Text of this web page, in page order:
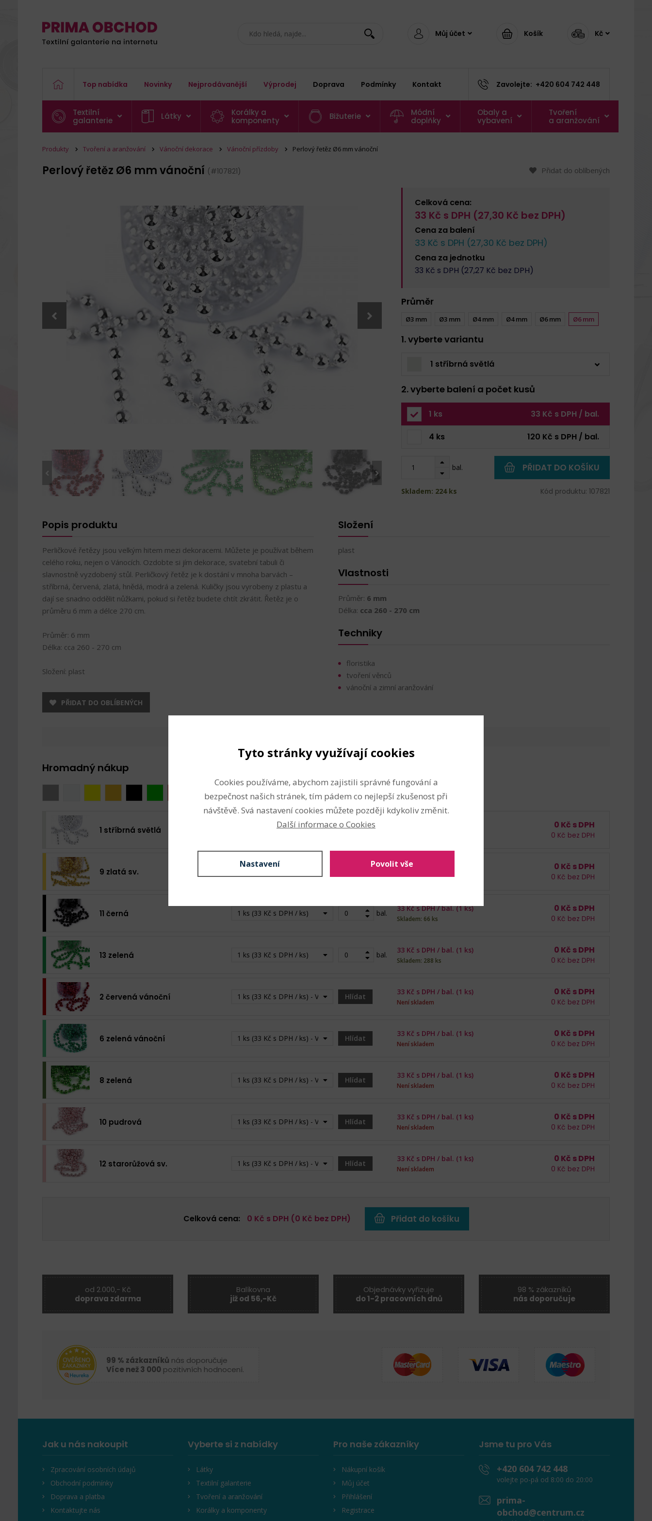
Můj účet Košík Kč
Top nabídka Novinky Nejprodávanější Výprodej Doprava Podmínky Kontakt Zavolejte: +420 604 742 448
Textilní
galanterie
Látky
Korálky a
komponenty
Bižuterie
Módní
doplňky
Obaly a
vybavení
Tvoření
a aranžování
Produkty Tvoření a aranžování Vánoční dekorace Vánoční přízdoby Perlový řetěz Ø6 mm vánoční
Perlový řetěz Ø6 mm vánoční (#107821) Přidat do oblíbených
Celková cena:
33 Kč s DPH (27,30 Kč bez DPH)
Cena za balení
33 Kč s DPH (27,30 Kč bez DPH)
Cena za jednotku
33 Kč s DPH (27,27 Kč bez DPH)
Průměr
Ø3 mm Ø3 mm Ø4 mm Ø4 mm Ø6 mm Ø6 mm
1. vyberte variantu
1 stříbrná světlá
2. vyberte balení a počet kusů
1 ks 33 Kč s DPH / bal.
4 ks 120 Kč s DPH / bal.
bal. PŘIDAT DO KOŠÍKU
Skladem: 224 ks Kód produktu: 107821
Popis produktu
Perličkové řetězy jsou velkým hitem mezi dekoracemi. Můžete je používat během
celého roku, nejen o Vánocích. Ozdobte si jím dekorace, svatební tabuli či
slavnostně vyzdobený stůl. Perličkový řetěz je k dostání v mnoha barvách –
stříbrná, červená, zlatá, hnědá, modrá a zelená. Kuličky jsou vyrobeny z plastu a
dají se snadno oddělit nůžkami, pokud si řetěz budete chtít zkrátit. Řetěz je o
průměru 6 mm a délce 270 cm.
Průměr: 6 mm
Délka: cca 260 - 270 cm
Složení: plast
PŘIDAT DO OBLÍBENÝCH
Složení
plast
Vlastnosti
Průměr: 6 mm
Délka: cca 260 - 270 cm
Techniky
floristika
tvoření věnců
vánoční a zimní aranžování
Hromadný nákup
1 stříbrná světlá 1 ks (33 Kč s DPH / ks) 0 Kč s DPH
0 Kč bez DPH
9 zlatá sv. 33Kč s DPH /
Skladem: 7 ks
0 Kč s DPH
0 Kč bez DPH
11 černá 1 ks (33 Kč s DPH / ks) bal.
33Kč s DPH /bal. (1 ks)
Skladem: 66 ks
0 Kč s DPH
0 Kč bez DPH
13 zelená 1 ks (33 Kč s DPH / ks) bal.
33Kč s DPH / bal. (1 ks)
Skladem: 288 ks
0 Kč s DPH
0 Kč bez DPH
2 červená vánoční 1 ks (33 Kč s DPH / ks) - VyprodánoHlídat
33Kč s DPH / bal. (1 ks)
Není skladem
0 Kč s DPH
0 Kč bez DPH
6 zelená vánoční 1 ks (33 Kč s DPH / ks) - VyprodánoHlídat
33Kč s DPH / bal. (1 ks)
Není skladem
0 Kč s DPH
0 Kč bez DPH
8 zelená 1 ks (33 Kč s DPH / ks) - VyprodánoHlídat
33Kč s DPH / bal. (1 ks)
Není skladem
0 Kč s DPH
0 Kč bez DPH
10 pudrová 1 ks (33 Kč s DPH / ks) - VyprodánoHlídat
33Kč s DPH / bal. (1 ks)
Není skladem
0 Kč s DPH
0 Kč bez DPH
12 starorůžová sv. 1 ks (33 Kč s DPH / ks) - VyprodánoHlídat
33Kč s DPH / bal. (1 ks)
Není skladem
0 Kč s DPH
0 Kč bez DPH
Celková cena: 0 Kč s DPH (0 Kč bez DPH) Přidat do košíku
od 2.000,- Kč
doprava zdarma
Balíkovna
již od 56,-Kč
Objednávky vyřizuje
do 1-2 pracovních dnů
98 % zákazníků
nás doporučuje
99 % zázkazníků nás doporučuje
Více než 3 000 pozitivních hodnocení.
Jak u nás nakoupit
Zpracování osobních údajů
Obchodní podmínky
Doprava a platba
Kontaktujte nás
Vyberte si z nabídky
Látky
Textilní galanterie
Tvoření a aranžování
Korálky a komponenty
Pro naše zákazníky
Nákupní košík
Můj účet
Přihlášení
Registrace
Jsme tu pro Vás
+420 604 742 448
volejte po-pá od 8:00 do 20:00
prima-
obchod@centrum.cz
Tyto stránky využívají cookies
Cookies používáme, abychom zajistili správné fungování a
bezpečnost našich stránek, tím pádem co nejlepší zkušenost při
návštěvě. Svá nastavení cookies můžete později kdykoliv změnit.
Další informace o Cookies
Nastavení Povolit vše